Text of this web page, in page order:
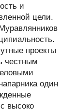
и
цели.
проекты
честным
один
высоко